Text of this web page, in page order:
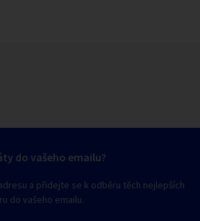
do vašeho emailu?
a přidejte se k odběru těch nejlepších
do vašeho emailu.